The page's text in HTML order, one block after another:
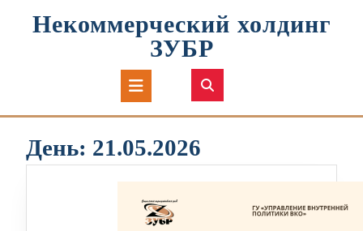
Некоммерческий холдинг
ЗУБР
Кнопка
Открыть
День: 21.05.2026